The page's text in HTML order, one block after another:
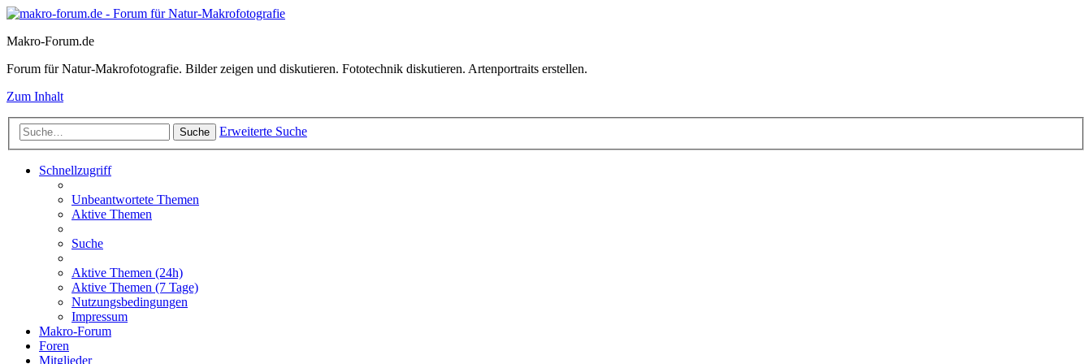
Makro-Forum.de
Forum für Natur-Makrofotografie. Bilder zeigen und diskutieren. Fototechnik diskutieren. Artenportraits erstellen.
Zum Inhalt
Suche Erweiterte Suche
Schnellzugriff
Unbeantwortete Themen
Aktive Themen
Suche
Aktive Themen (24h)
Aktive Themen (7 Tage)
Nutzungsbedingungen
Impressum
Makro-Forum
Foren
Mitglieder